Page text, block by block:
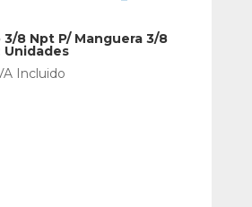
3/8 Npt P/ Manguera 3/8
Unidades
Incluido